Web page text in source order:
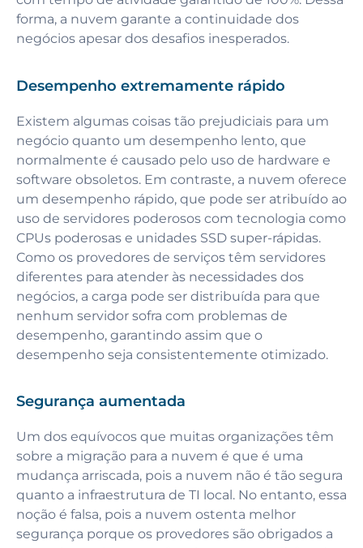
forma, a nuvem garante a continuidade dos
negócios apesar dos desafios inesperados.
Desempenho extremamente rápido
Existem algumas coisas tão prejudiciais para um
negócio quanto um desempenho lento, que
normalmente é causado pelo uso de hardware e
software obsoletos. Em contraste, a nuvem oferece
um desempenho rápido, que pode ser atribuído ao
uso de servidores poderosos com tecnologia como
CPUs poderosas e unidades SSD super-rápidas.
Como os provedores de serviços têm servidores
diferentes para atender às necessidades dos
negócios, a carga pode ser distribuída para que
nenhum servidor sofra com problemas de
desempenho, garantindo assim que o
desempenho seja consistentemente otimizado.
Segurança aumentada
Um dos equívocos que muitas organizações têm
sobre a migração para a nuvem é que é uma
mudança arriscada, pois a nuvem não é tão segura
quanto a infraestrutura de TI local. No entanto, essa
noção é falsa, pois a nuvem ostenta melhor
segurança porque os provedores são obrigados a